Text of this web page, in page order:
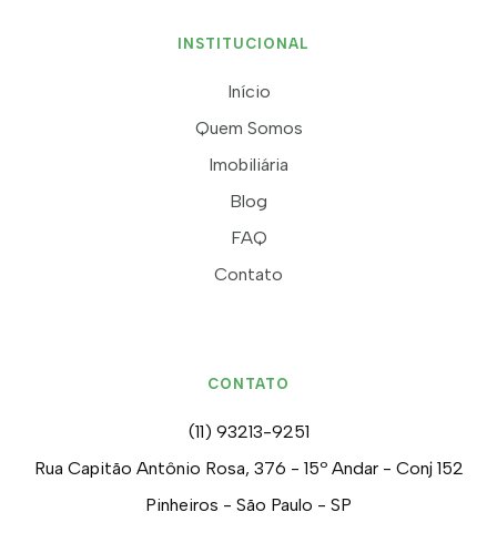
INSTITUCIONAL
Início
Quem Somos
Imobiliária
Blog
FAQ
Contato
CONTATO
(11) 93213-9251
Rua Capitão Antônio Rosa, 376 - 15º Andar - Conj 152
Pinheiros - São Paulo - SP